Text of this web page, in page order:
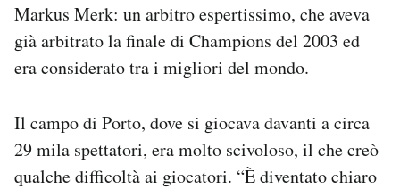
Markus Merk: un arbitro espertissimo, che aveva
già arbitrato la finale di Champions del 2003 ed
era considerato tra i migliori del mondo.
Il campo di Porto, dove si giocava davanti a circa
29 mila spettatori, era molto scivoloso, il che creò
qualche difficoltà ai giocatori. “È diventato chiaro